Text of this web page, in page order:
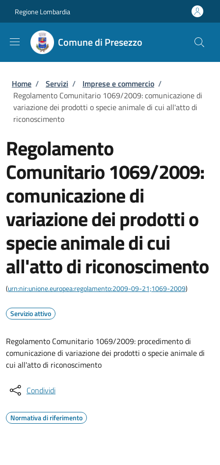
Regione Lombardia
Comune di Presezzo
Briciole di pane
Home / Servizi / Imprese e commercio /
Regolamento Comunitario 1069/2009: comunicazione di
variazione dei prodotti o specie animale di cui all'atto di
riconoscimento
Regolamento
Comunitario 1069/2009:
comunicazione di
variazione dei prodotti o
specie animale di cui
all'atto di riconoscimento
(urn:nir:unione.europea:regolamento:2009-09-21;1069-2009)
Servizio attivo
Regolamento Comunitario 1069/2009: procedimento di
comunicazione di variazione dei prodotti o specie animale di
cui all'atto di riconoscimento
Condividi
Normativa di riferimento